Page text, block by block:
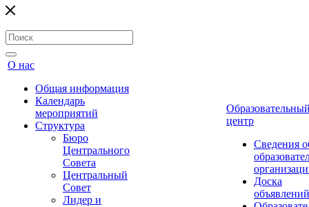
О нас
Общая информация
Календарь
мероприятий
Структура
Бюро
Центрального
Совета
Центральный
Совет
Лидер и
центр
Сведения
Доска
объявлений